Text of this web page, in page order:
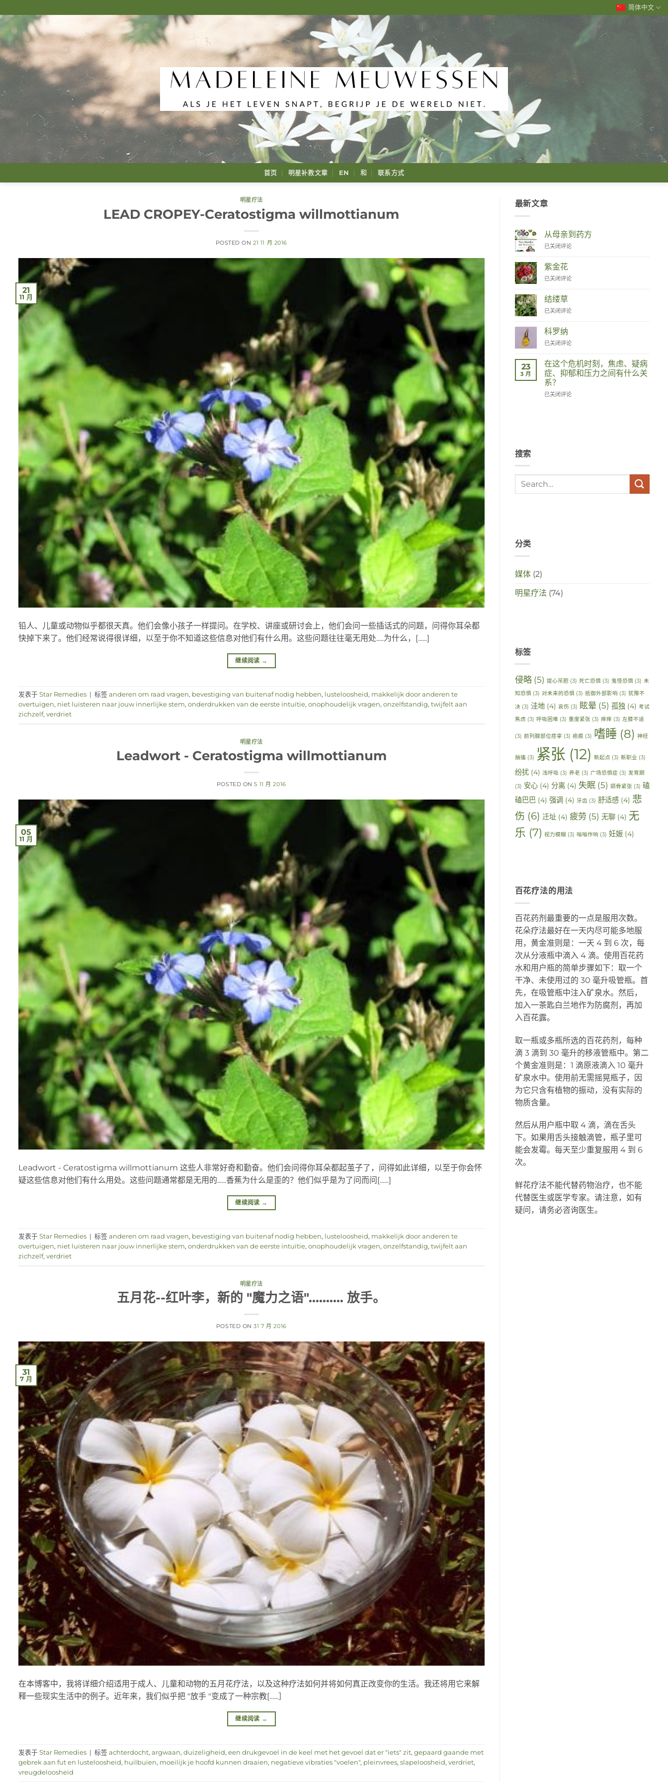
到
内
容
简体中文
首页 明星补救文章 EN 和 联系方式
明星疗法
LEAD CROPEY-Ceratostigma willmottianum
POSTED ON21 11 月 2016
21
11 月
铅人、儿童或动物似乎都很天真。他们会像小孩子一样提问。在学校、讲座或研讨会上，他们会问一些插话式的问题，问得你耳朵都
快掉下来了。他们经常说得很详细，以至于你不知道这些信息对他们有什么用。这些问题往往毫无用处.....为什么，[......]
继续阅读 →
发表于 Star Remedies | 标签 anderen om raad vragen, bevestiging van buitenaf nodig hebben, lusteloosheid, makkelijk door anderen te
overtuigen, niet luisteren naar jouw innerlijke stem, onderdrukken van de eerste intuïtie, onophoudelijk vragen, onzelfstandig, twijfelt aan
zichzelf, verdriet
明星疗法
Leadwort - Ceratostigma willmottianum
POSTED ON5 11 月 2016
05
11 月
Leadwort - Ceratostigma willmottianum 这些人非常好奇和勤奋。他们会问得你耳朵都起茧子了，问得如此详细，以至于你会怀
疑这些信息对他们有什么用处。这些问题通常都是无用的......香蕉为什么是歪的？他们似乎是为了问而问[......]
继续阅读 →
发表于 Star Remedies | 标签 anderen om raad vragen, bevestiging van buitenaf nodig hebben, lusteloosheid, makkelijk door anderen te
overtuigen, niet luisteren naar jouw innerlijke stem, onderdrukken van de eerste intuïtie, onophoudelijk vragen, onzelfstandig, twijfelt aan
zichzelf, verdriet
明星疗法
五月花--红叶李，新的 "魔力之语".......... 放手。
POSTED ON31 7 月 2016
31
7 月
在本博客中，我将详细介绍适用于成人、儿童和动物的五月花疗法，以及这种疗法如何并将如何真正改变你的生活。我还将用它来解
释一些现实生活中的例子。近年来，我们似乎把 "放手 "变成了一种宗教[......］
继续阅读 →
发表于 Star Remedies | 标签 achterdocht, argwaan, duizeligheid, een drukgevoel in de keel met het gevoel dat er "iets" zit, gepaard gaande met
gebrek aan fut en lusteloosheid, huilbuien, moeilijk je hoofd kunnen draaien, negatieve vibraties "voelen", pleinvrees, slapeloosheid, verdriet,
vreugdeloosheid
最新文章
从母亲到药方
Van
tot
Remedies
已关闭评论
紫金花
Zinnia
已关闭评论
结缕草
Duizendknoop
已关闭评论
科罗纳
Corona
已关闭评论
23
3 月
在这个危机时刻，焦虑、疑病
症、抑郁和压力之间有什么关
系？
Wat
in
deze
已关闭评论
搜索
分类
媒体(2)
明星疗法 (74)
标签
侵略(5) 提心吊胆 (3) 死亡恐惧(3) 鬼怪恐惧(3) 未
知恐惧(3) 对未来的恐惧(3) 抵御外部影响 (3) 犹豫不
决(3) 洼地(4) 哀伤 (3) 眩晕 (5) 孤独 (4) 考试
焦虑 (3) 呼吸困难 (3) 重度紧张(3) 痒痒 (3) 左膝不适
(3) 前列腺部位痉挛 (3) 疤痕 (3) 嗜睡(8) 神经
抽搐 (3) 紧张 (12) 新起点 (3) 新职业 (3)
纷扰(4) 浅呼吸 (3) 养老 (3) 广场恐惧症(3) 发育期
(3) 安心(4) 分离(4) 失眠(5) 颌骨紧张(3) 磕
磕巴巴(4) 强调 (4) 牙齿 (3) 舒适感(4) 悲
伤 (6) 迁址(4) 疲劳(5) 无聊(4) 无
乐 (7) 视力模糊 (3) 嗡嗡作响 (3) 妊娠(4)
百花疗法的用法
百花药剂最重要的一点是服用次数。
花朵疗法最好在一天内尽可能多地服
用，黄金准则是：一天 4 到 6 次，每
次从分液瓶中滴入 4 滴。使用百花药
水和用户瓶的简单步骤如下：取一个
干净、未使用过的 30 毫升吸管瓶。首
先，在吸管瓶中注入矿泉水。然后，
加入一茶匙白兰地作为防腐剂，再加
入百花露。
取一瓶或多瓶所选的百花药剂，每种
滴 3 滴到 30 毫升的移液管瓶中。第二
个黄金准则是：1 滴原液滴入 10 毫升
矿泉水中。使用前无需摇晃瓶子，因
为它只含有植物的振动，没有实际的
物质含量。
然后从用户瓶中取 4 滴，滴在舌头
下。如果用舌头接触滴管，瓶子里可
能会发霉。每天至少重复服用 4 到 6
次。
鲜花疗法不能代替药物治疗，也不能
代替医生或医学专家。请注意，如有
疑问，请务必咨询医生。